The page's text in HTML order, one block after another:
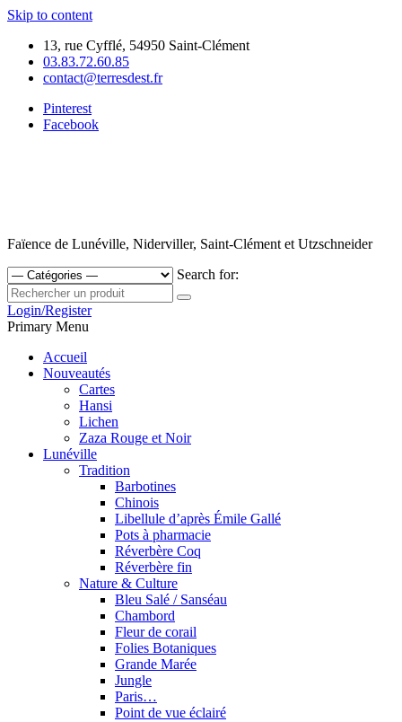
Skip to content
13, rue Cyfflé, 54950 Saint-Clément
03.83.72.60.85
contact@terresdest.fr
Pinterest
Facebook
Faïence de Lunéville, Niderviller, Saint-Clément et Utzschneider
Search for:
Login/Register
Primary Menu
Accueil
Nouveautés
Cartes
Hansi
Lichen
Zaza Rouge et Noir
Lunéville
Tradition
Barbotines
Chinois
Libellule d’après Émile Gallé
Pots à pharmacie
Réverbère Coq
Réverbère fin
Nature & Culture
Bleu Salé / Sanséau
Chambord
Fleur de corail
Folies Botaniques
Grande Marée
Jungle
Paris…
Point de vue éclairé